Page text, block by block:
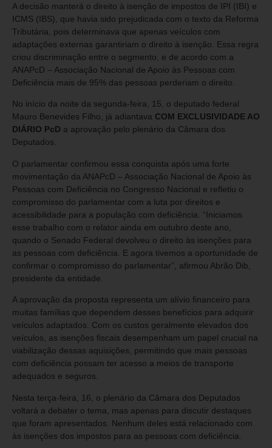
A decisão manterá o direito à isenção de impostos de IPI (IBI) e
ICMS (IBS), que havia sido prejudicada com o texto da Reforma
Tributária, pois determinava que apenas veículos com
adaptações externas garantiriam o direito à isenção. Essa regra
criou discriminação entre o segmento, e de acordo com a
ANAPcD – Associação Nacional de Apoio às Pessoas com
Deficiência mais de 95% das pessoas perderiam o direito.
No início da noite da segunda-feira, 15, o deputado federal
Mauro Benevides Filho, já adiantava COM EXCLUSIVIDADE AO
DIÁRIO PcD a aprovação pelo plenário da Câmara dos
Deputados.
O parlamentar confirmou essa conquista após uma forte
movimentação da ANAPcD – Associação Nacional de Apoio às
Pessoas com Deficiência no Congresso Nacional e refletiu o
compromisso do parlamentar com a luta por direitos e
acessibilidade para a população com deficiência. “Iniciamos
esse trabalho com o relator ainda em outubro deste ano,
quando o Senado Federal devolveu o direito às isenções para
as pessoas com deficiência. E agora tivemos a oportunidade de
confirmar o compromisso do parlamentar”, afirmou Abrão Dib,
presidente da entidade.
A aprovação da proposta representa um alívio financeiro para
muitas famílias que dependem desses benefícios para adquirir
veículos adaptados. Com os custos geralmente elevados dos
veículos, as isenções fiscais desempenham um papel crucial na
viabilização dessas aquisições, permitindo que mais pessoas
com deficiência possam ter acesso a meios de transporte
adequados e seguros.
Nesta terça-feira, 16, o plenário da Câmara dos Deputados
voltará a debater o tema, mas apenas para discutir destaques
que foram apresentados. Nenhum deles está relacionado com
às isenções dos impostos para as pessoas com deficiência.